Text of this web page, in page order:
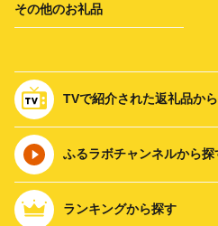
その他のお礼品
TVで紹介された返礼品か
ふるラボチャンネルから探
ランキングから探す